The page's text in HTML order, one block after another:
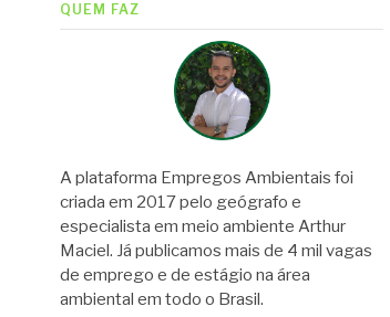
QUEM FAZ
A plataforma Empregos Ambientais foi
criada em 2017 pelo geógrafo e
especialista em meio ambiente Arthur
Maciel. Já publicamos mais de 4 mil vagas
de emprego e de estágio na área
ambiental em todo o Brasil.